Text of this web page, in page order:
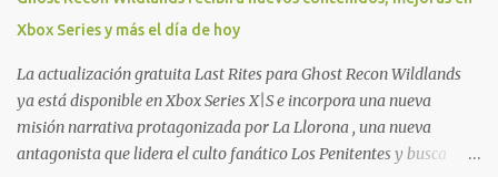
- Argentina Ofertas - Chile Ofertas - Colombia Ofertas - México
Ofertas - Estados Unidos Ofertas - España Todas las ofertas de
Xbox One también aplican a Xbox Series, a excepción de los jue...
Xbox Series y más el día de hoy
La actualización gratuita Last Rites para Ghost Recon Wildlands
ya está disponible en Xbox Series X|S e incorpora una nueva
misión narrativa protagonizada por La Llorona , una nueva
antagonista que lidera el culto fanático Los Penitentes y busca